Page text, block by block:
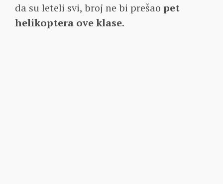
da su leteli svi, broj ne bi prešao pet
helikoptera ove klase.